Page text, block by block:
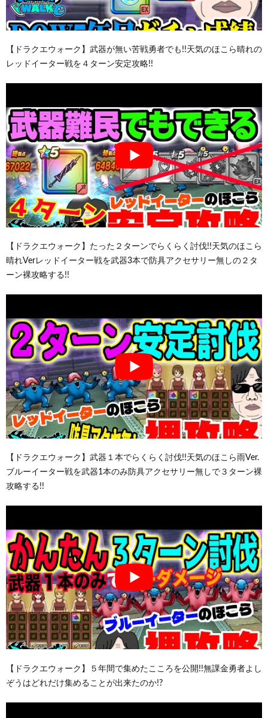
【ドラクエウォーク】武器が無い苦戦勇者でも!!天気のほこら晴れの
レッドイーター戦を４ターン安定攻略!!
【ドラクエウォーク】たった２ターンでらくらく討伐!!天気のほこら
晴れVerレッドイーター戦を武器3本で防具アクセサリー無しの２タ
ーン裸攻略する!!
【ドラクエウォーク】武器１本でらくらく討伐!!天気のほこら雨Ver.
ブルーイーター戦を武器1本のみ防具アクセサリー無しで３ターン裸
攻略する!!
【ドラクエウォーク】５年間で集めたこころを公開!!無課金勇者よし
ぞうはどれだけ集めることが出来たのか!?